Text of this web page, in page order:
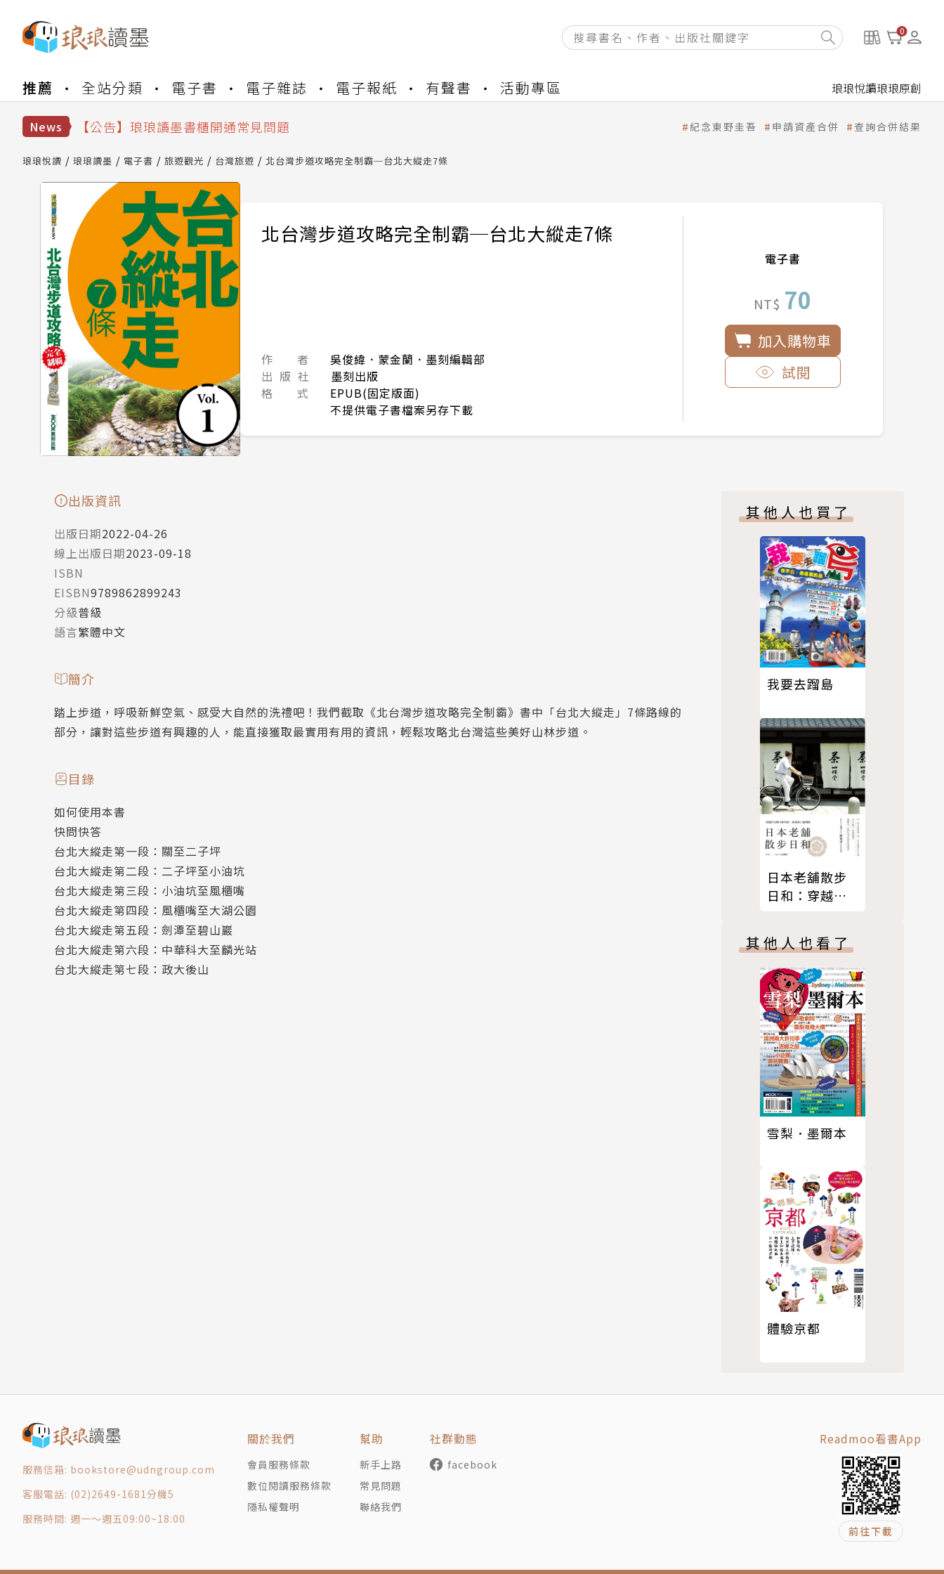
0
推薦 全站分類 電子書 電子雜誌 電子報紙 有聲書 活動專區 琅琅悅讀琅琅原創
News
【公告】因 Readmoo 讀墨系統維護中，本站同步暫停部分閱讀服務
【公告】琅琅讀墨書櫃開通常見問題
【公告】琅琅書店服務升級重要說明及資產合併結果查詢
【公告】因 Readmoo 讀墨系統維護中，本站同步暫停部分閱讀服務
紀念東野圭吾 申請資產合併 查詢合併結果
琅琅悅讀 琅琅讀墨 電子書 旅遊觀光 台灣旅遊 北台灣步道攻略完全制霸─台北大縱走7條
北台灣步道攻略完全制霸─台北大縱走7條
作 者
吳俊緯．蒙金蘭．墨刻編輯部
出 版 社
墨刻出版
格 式
EPUB(固定版面)
不提供電子書檔案另存下載
電子書
NT$ 70
加入購物車
試閱
出版資訊
出版日期2022-04-26
線上出版日期2023-09-18
ISBN
EISBN9789862899243
分級普級
語言繁體中文
簡介
踏上步道，呼吸新鮮空氣、感受大自然的洗禮吧！我們截取《北台灣步道攻略完全制霸》書中「台北大縱走」7條路線的
部分，讓對這些步道有興趣的人，能直接獲取最實用有用的資訊，輕鬆攻略北台灣這些美好山林步道。
目錄
如何使用本書
快問快答
台北大縱走第一段：關至二子坪
台北大縱走第二段：二子坪至小油坑
台北大縱走第三段：小油坑至風櫃嘴
台北大縱走第四段：風櫃嘴至大湖公園
台北大縱走第五段：劍潭至碧山巖
台北大縱走第六段：中華科大至麟光站
台北大縱走第七段：政大後山
其他人也買了
我要去蹓島
日本老舖散步
日和：穿越百
宿、美食與工
藝物語
其他人也看了
雪梨．墨爾本
體驗京都
服務信箱: bookstore@udngroup.com
客服電話: (02)2649-1681分機5
服務時間: 週一～週五09:00~18:00
關於我們
會員服務條款
數位閱讀服務條款
隱私權聲明
幫助
新手上路
常見問題
聯絡我們
社群動態
facebook
Readmoo看書App
前往下載